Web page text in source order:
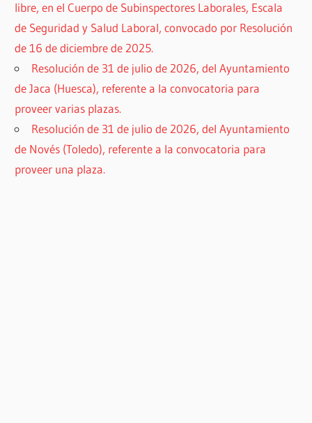
libre, en el Cuerpo de Subinspectores Laborales, Escala
de Seguridad y Salud Laboral, convocado por Resolución
de 16 de diciembre de 2025.
Resolución de 31 de julio de 2026, del Ayuntamiento
de Jaca (Huesca), referente a la convocatoria para
proveer varias plazas.
Resolución de 31 de julio de 2026, del Ayuntamiento
de Novés (Toledo), referente a la convocatoria para
proveer una plaza.